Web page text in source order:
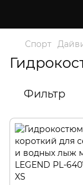
Спорт
Фильтр